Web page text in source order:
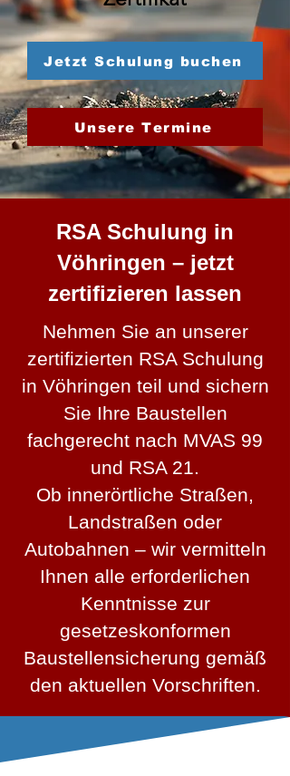
Jetzt Schulung buchen
Unsere Termine
RSA Schulung in
Vöhringen – jetzt
zertifizieren lassen
Nehmen Sie an unserer
zertifizierten RSA Schulung
in Vöhringen teil und sichern
Sie Ihre Baustellen
fachgerecht nach MVAS 99
und RSA 21.
Ob innerörtliche Straßen,
Landstraßen oder
Autobahnen – wir vermitteln
Ihnen alle erforderlichen
Kenntnisse zur
gesetzeskonformen
Baustellensicherung gemäß
den aktuellen Vorschriften.